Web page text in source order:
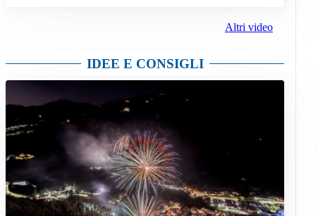
Altri video
IDEE E CONSIGLI